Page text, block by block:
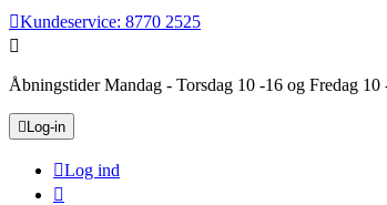
Kundeservice: 8770 2525

Åbningstider Mandag - Torsdag 10 -16 og Fredag 10
 Log-in
Log ind
